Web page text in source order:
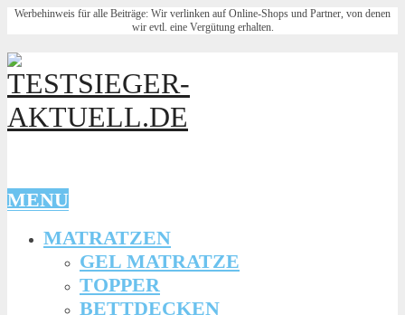
Werbehinweis für alle Beiträge: Wir verlinken auf Online-Shops und Partner, von denen
wir evtl. eine Vergütung erhalten.
MENU
MATRATZEN
GEL MATRATZE
TOPPER
BETTDECKEN